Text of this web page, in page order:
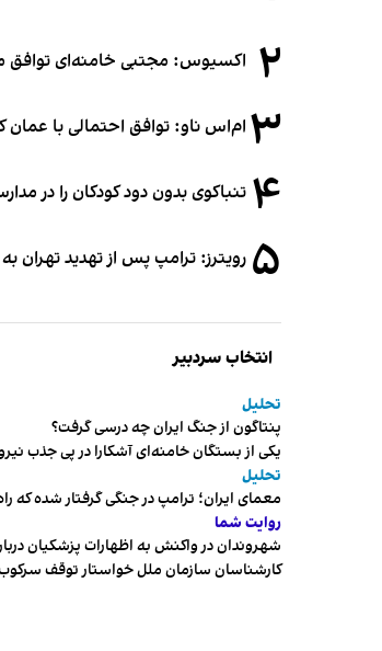
۲ اکسیوس: مجتبی خامنه‌ای توافق
۳ ام‌اس ناو: توافق احتمالی با عمان
۴ تنباکوی بدون دود کودکان را در
۵ رویترز: ترامپ پس از تهدید
انتخاب سردبیر
تحلیل
پنتاگون از جنگ ایران چه درسی گرفت؟
یکی از بستگان خامنه‌ای آشکارا در پی جذب
تحلیل
معمای ایران؛ ترامپ در جنگی گرفتار شده که
روایت شما
شهروندان در واکنش به اظهارات پزشکیان
کارشناسان سازمان ملل خواستار توقف